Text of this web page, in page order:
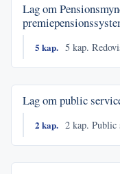
Lag om
5 kap. 5 kap.
Lag om public
2 kap. 2 kap. Public